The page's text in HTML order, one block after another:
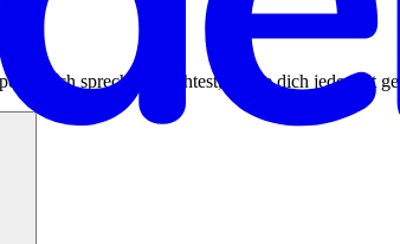
sprechen möchtest, melde dich jederzeit